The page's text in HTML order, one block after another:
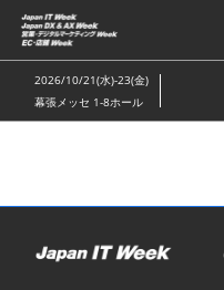
ス
キ
ッ
し
む
2026/10/21(水)-23(金)
幕張メッセ 1-8ホール